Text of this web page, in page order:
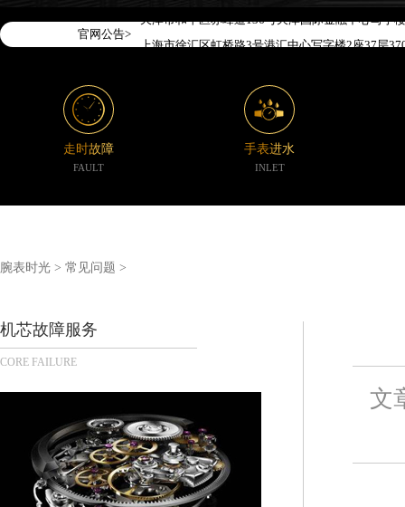
官网公告>
天津市和平区赤峰道136号天津国际金融中心写字
南京市秦淮区中山南路1号（新街口）南京中心写
常州市新北区龙锦路1590号现代传媒中心写字楼5
徐州市鼓楼区淮海东路29号苏宁广场IFC国际金融
扬州市邗江区国展路29号星耀天地写字楼1号楼18
南昌市红谷滩新区红谷中大道998号绿地双子塔
济南市历下区经十路11111号华润中心写字楼（万
广州市天河区天河路230号万菱汇国际中心写字楼
广州市越秀区环市东路371-375号世界贸易中心大
深圳市罗湖区深南东路5001号华润大厦写字楼17
惠州市惠城区江北文昌一路7号华贸大厦写字楼1座
走时故障
FAULT
手表进水
INLET
腕表时光 > 常见问题 >
机芯故障服务
CORE FAILURE
文